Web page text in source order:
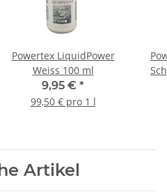
Powertex LiquidPower
Weiss 100 ml
9,95 € *
99,50 € pro 1 l
Artikel